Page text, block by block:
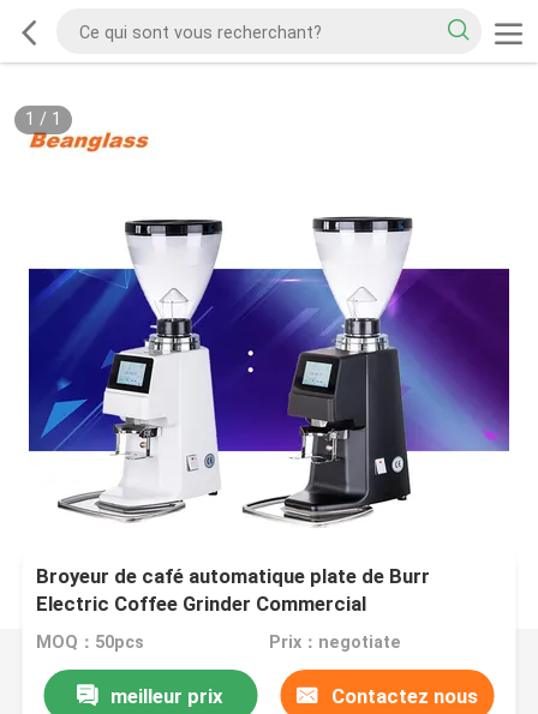
1 / 1
Broyeur de café automatique plate de Burr
Electric Coffee Grinder Commercial
MOQ：50pcs Prix：negotiate
meilleur prix Contactez nous